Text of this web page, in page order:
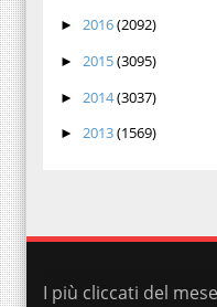
► 2016(2092)
► 2015(3095)
► 2014(3037)
► 2013(1569)
I più cliccati del mese